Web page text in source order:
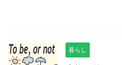
暮らし